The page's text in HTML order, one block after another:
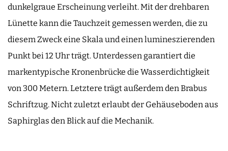
dunkelgraue Erscheinung verleiht. Mit der drehbaren
Lünette kann die Tauchzeit gemessen werden, die zu
diesem Zweck eine Skala und einen lumineszierenden
Punkt bei 12 Uhr trägt. Unterdessen garantiert die
markentypische Kronenbrücke die Wasserdichtigkeit
von 300 Metern. Letztere trägt außerdem den Brabus
Schriftzug. Nicht zuletzt erlaubt der Gehäuseboden aus
Saphirglas den Blick auf die Mechanik.